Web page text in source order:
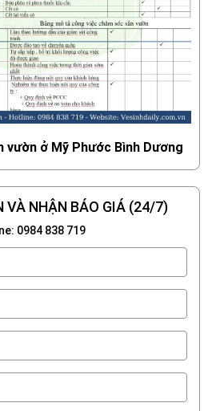
vườn ở Mỹ Phước Bình Dương
VÀ NHẬN BÁO GIÁ (24/7)
0984 838 719